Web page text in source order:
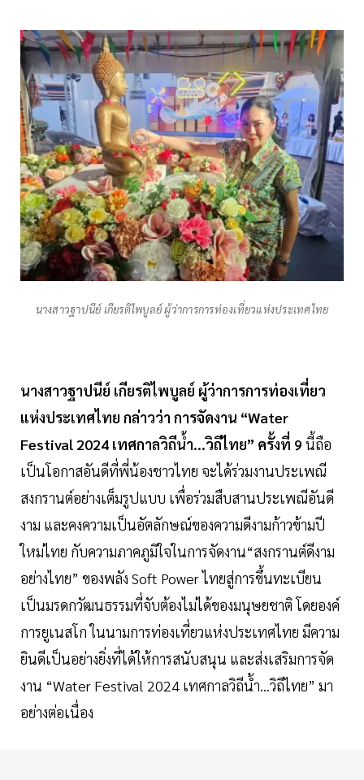
นางสาวฐาปนีย์ เกียรติไพบูลย์ ผู้ว่าการการท่องเที่ยวแห่งประเทศไทย
นางสาวฐาปนีย์ เกียรติไพบูลย์ ผู้ว่าการการท่องเที่ยว
แห่งประเทศไทย กล่าวว่า การจัดงาน “Water
Festival 2024 เทศกาลวิถีน้ำ...วิถีไทย” ครั้งที่ 9 นี้ถือ
เป็นโอกาสอันดีที่พี่น้องชาวไทย จะได้ร่วมงานประเพณี
สงกรานต์อย่างเต็มรูปแบบ เพื่อร่วมสืบสานประเพณีอันดี
งาม และคงความเป็นอัตลักษณ์ของความดีงามก้าวข้ามปี
ใหม่ไทย กับความภาคภูมิใจในการจัดงาน“สงกรานต์ดีงาม
อย่างไทย” ของพลัง Soft Power ไทยสู่การขึ้นทะเบียน
เป็นมรดกวัฒนธรรมที่จับต้องไม่ได้ของมนุษยชาติ โดยองค์
การยูเนสโก ในนามการท่องเที่ยวแห่งประเทศไทย มีความ
ยินดีเป็นอย่างยิ่งที่ได้ให้การสนับสนุน และส่งเสริมการจัด
งาน “Water Festival 2024 เทศกาลวิถีน้ำ...วิถีไทย” มา
อย่างต่อเนื่อง